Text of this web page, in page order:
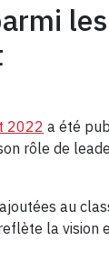
2022 a été
rôle de
au
la